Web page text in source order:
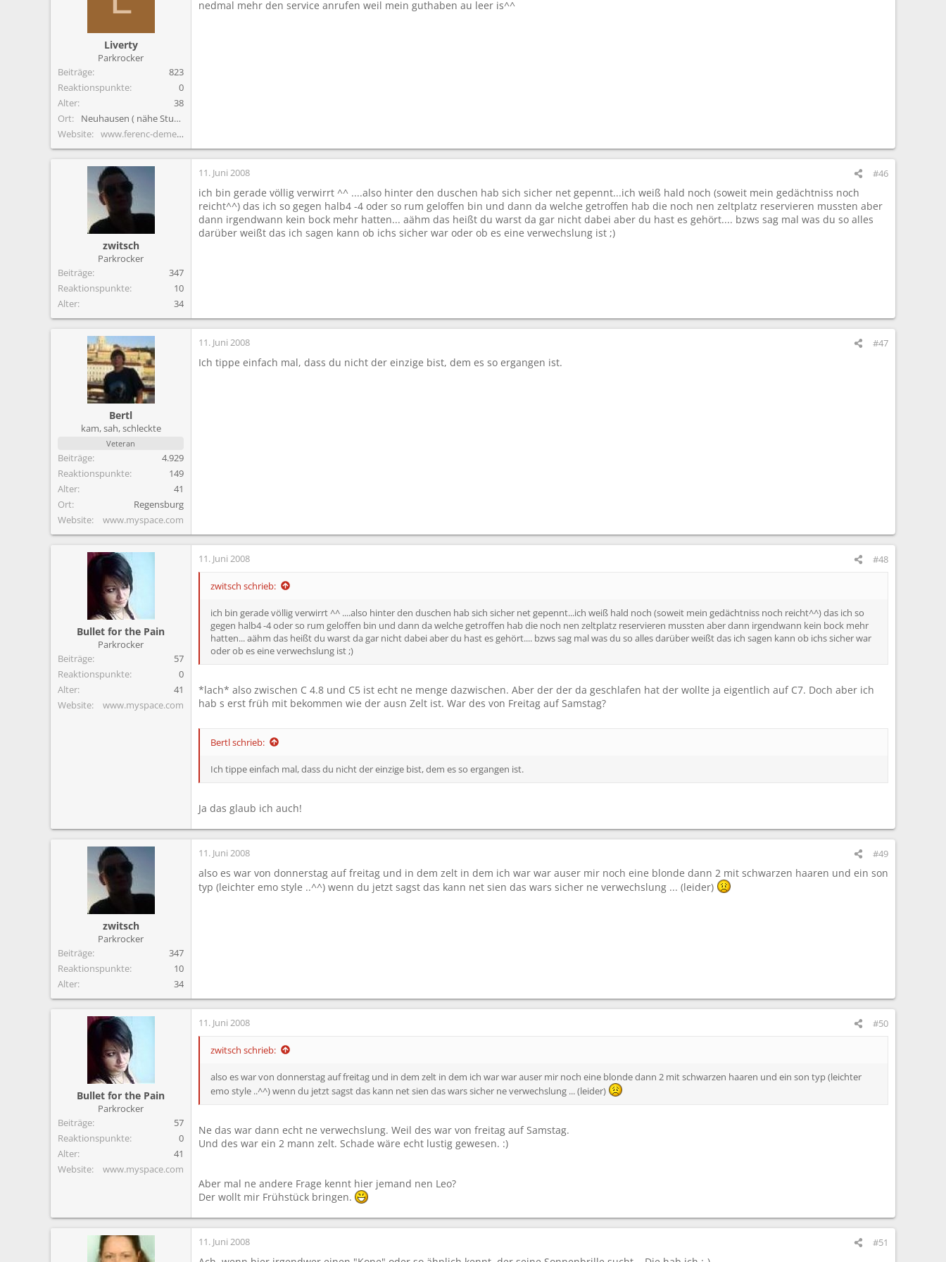
Welcher Zeltplatz wars denn?
Liverty
Parkrocker
Beiträge
823
Reaktionspunkte
0
Alter
38
Ort
Neuhausen ( nähe Stuttgart)
Website
www.ferenc-demendi.de
nedmal mehr den service anrufen weil mein guthaben au leer is^^
zwitsch
Parkrocker
Beiträge
347
Reaktionspunkte
10
Alter
34
11. Juni 2008 #46
ich bin gerade völlig verwirrt ^^ ....also hinter den duschen hab sich sicher net gepennt...ich weiß hald noch (soweit mein gedächtniss noch
reicht^^) das ich so gegen halb4 -4 oder so rum geloffen bin und dann da welche getroffen hab die noch nen zeltplatz reservieren mussten aber
dann irgendwann kein bock mehr hatten... aähm das heißt du warst da gar nicht dabei aber du hast es gehört.... bzws sag mal was du so alles
darüber weißt das ich sagen kann ob ichs sicher war oder ob es eine verwechslung ist ;)
Bertl
kam, sah, schleckte
Veteran
Beiträge
4.929
Reaktionspunkte
149
Alter
41
Ort
Regensburg
Website
www.myspace.com
11. Juni 2008 #47
Ich tippe einfach mal, dass du nicht der einzige bist, dem es so ergangen ist.
Bullet for the Pain
Parkrocker
Beiträge
57
Reaktionspunkte
0
Alter
41
Website
www.myspace.com
11. Juni 2008 #48
zwitsch schrieb:
ich bin gerade völlig verwirrt ^^ ....also hinter den duschen hab sich sicher net gepennt...ich weiß hald noch (soweit mein gedächtniss noch reicht^^) das ich so
gegen halb4 -4 oder so rum geloffen bin und dann da welche getroffen hab die noch nen zeltplatz reservieren mussten aber dann irgendwann kein bock mehr
hatten... aähm das heißt du warst da gar nicht dabei aber du hast es gehört.... bzws sag mal was du so alles darüber weißt das ich sagen kann ob ichs sicher war
oder ob es eine verwechslung ist ;)
*lach* also zwischen C 4.8 und C5 ist echt ne menge dazwischen. Aber der der da geschlafen hat der wollte ja eigentlich auf C7. Doch aber ich
hab s erst früh mit bekommen wie der ausn Zelt ist. War des von Freitag auf Samstag?
Bertl schrieb:
Ich tippe einfach mal, dass du nicht der einzige bist, dem es so ergangen ist.
Ja das glaub ich auch!
zwitsch
Parkrocker
Beiträge
347
Reaktionspunkte
10
Alter
34
11. Juni 2008 #49
also es war von donnerstag auf freitag und in dem zelt in dem ich war war auser mir noch eine blonde dann 2 mit schwarzen haaren und ein son
typ (leichter emo style ..^^) wenn du jetzt sagst das kann net sien das wars sicher ne verwechslung ... (leider)
Bullet for the Pain
Parkrocker
Beiträge
57
Reaktionspunkte
0
Alter
41
Website
www.myspace.com
11. Juni 2008 #50
zwitsch schrieb:
also es war von donnerstag auf freitag und in dem zelt in dem ich war war auser mir noch eine blonde dann 2 mit schwarzen haaren und ein son typ (leichter
emo style ..^^) wenn du jetzt sagst das kann net sien das wars sicher ne verwechslung ... (leider)
Ne das war dann echt ne verwechslung. Weil des war von freitag auf Samstag.
Und des war ein 2 mann zelt. Schade wäre echt lustig gewesen. :)
Aber mal ne andere Frage kennt hier jemand nen Leo?
Der wollt mir Frühstück bringen.
11. Juni 2008 #51